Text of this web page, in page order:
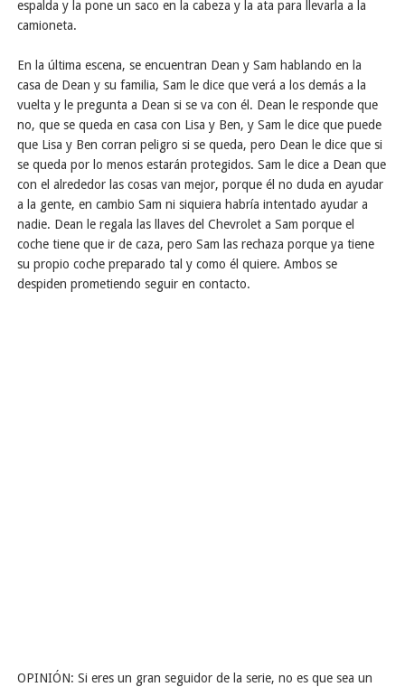
espalda y la pone un saco en la cabeza y la ata para llevarla a la
camioneta.
En la última escena, se encuentran Dean y Sam hablando en la
casa de Dean y su familia, Sam le dice que verá a los demás a la
vuelta y le pregunta a Dean si se va con él. Dean le responde que
no, que se queda en casa con Lisa y Ben, y Sam le dice que puede
que Lisa y Ben corran peligro si se queda, pero Dean le dice que si
se queda por lo menos estarán protegidos. Sam le dice a Dean que
con el alrededor las cosas van mejor, porque él no duda en ayudar
a la gente, en cambio Sam ni siquiera habría intentado ayudar a
nadie. Dean le regala las llaves del Chevrolet a Sam porque el
coche tiene que ir de caza, pero Sam las rechaza porque ya tiene
su propio coche preparado tal y como él quiere. Ambos se
despiden prometiendo seguir en contacto.
OPINIÓN: Si eres un gran seguidor de la serie, no es que sea un